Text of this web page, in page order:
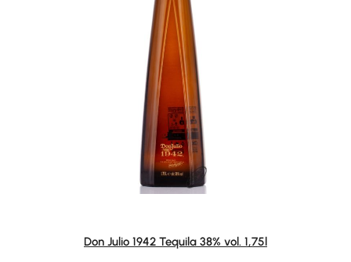
Don Julio 1942 Tequila 38% vol. 1,75l